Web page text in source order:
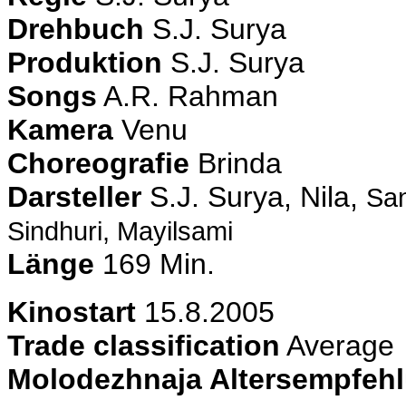
Drehbuch S.J. Surya
Produktion S.J. Surya
Songs A.R. Rahman
Kamera Venu
Choreografie Brinda
Darsteller S.J. Surya, Nila,
Sindhuri, Mayilsami
Länge 169 Min.
Kinostart 15.8.2005
Trade classification Average
Molodezhnaja